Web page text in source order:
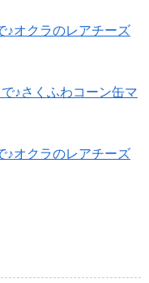
♪オクラのレアチーズ
♪さくふわコーン缶マ
♪オクラのレアチーズ